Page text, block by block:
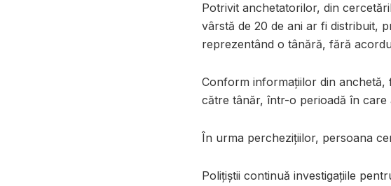
Potrivit anchetatorilor, din
vârstă de 20 de ani ar fi distribuit,
reprezentând o tânără, fără
Conform informațiilor din anchetă,
către tânăr, într-o perioadă în care
În urma perchezițiilor, persoana
Polițiștii continuă investigațiile